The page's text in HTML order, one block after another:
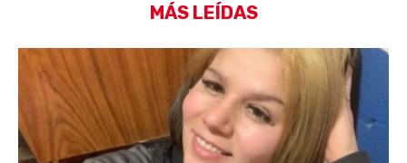
MÁS LEÍDAS